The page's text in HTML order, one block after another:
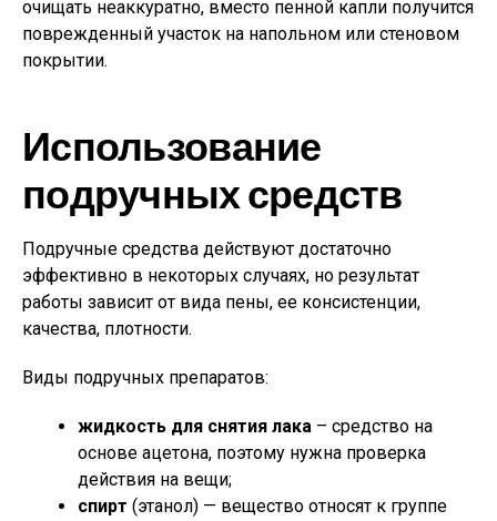
очищать неаккуратно, вместо пенной капли получится
поврежденный участок на напольном или стеновом
покрытии.
Использование
подручных средств
Подручные средства действуют достаточно
эффективно в некоторых случаях, но результат
работы зависит от вида пены, ее консистенции,
качества, плотности.
Виды подручных препаратов:
жидкость для снятия лака – средство на
основе ацетона, поэтому нужна проверка
действия на вещи;
спирт (этанол) — вещество относят к группе